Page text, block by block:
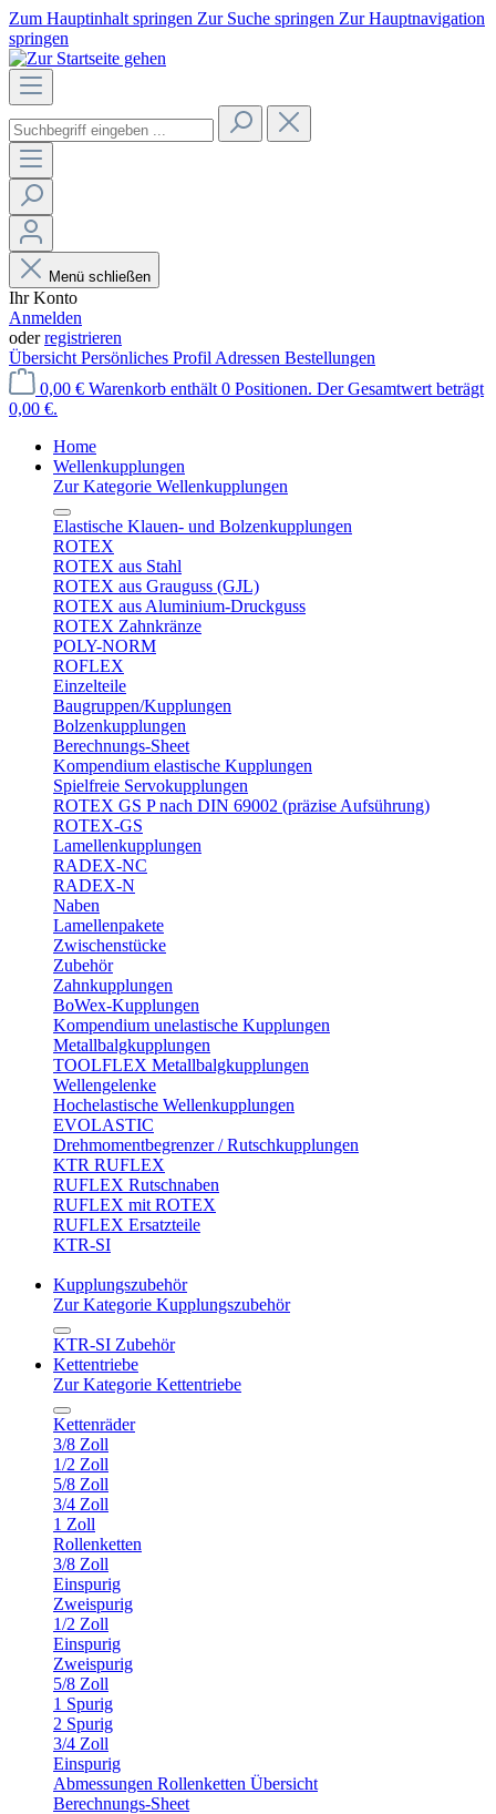
Zum Hauptinhalt springen Zur Suche springen Zur Hauptnavigation
springen
Menü schließen
Ihr Konto
Anmelden
oderregistrieren
Übersicht Persönliches Profil Adressen Bestellungen
0,00 € Warenkorb enthält 0 Positionen. Der Gesamtwert beträgt
0,00 €.
Home
Wellenkupplungen
Zur Kategorie Wellenkupplungen
Elastische Klauen- und Bolzenkupplungen
ROTEX
ROTEX aus Stahl
ROTEX aus Grauguss (GJL)
ROTEX aus Aluminium-Druckguss
ROTEX Zahnkränze
POLY-NORM
ROFLEX
Einzelteile
Baugruppen/Kupplungen
Bolzenkupplungen
Berechnungs-Sheet
Kompendium elastische Kupplungen
Spielfreie Servokupplungen
ROTEX GS P nach DIN 69002 (präzise Aufsührung)
ROTEX-GS
Lamellenkupplungen
RADEX-NC
RADEX-N
Naben
Lamellenpakete
Zwischenstücke
Zubehör
Zahnkupplungen
BoWex-Kupplungen
Kompendium unelastische Kupplungen
Metallbalgkupplungen
TOOLFLEX Metallbalgkupplungen
Wellengelenke
Hochelastische Wellenkupplungen
EVOLASTIC
Drehmomentbegrenzer / Rutschkupplungen
KTR RUFLEX
RUFLEX Rutschnaben
RUFLEX mit ROTEX
RUFLEX Ersatzteile
KTR-SI
Kupplungszubehör
Zur Kategorie Kupplungszubehör
KTR-SI Zubehör
Kettentriebe
Zur Kategorie Kettentriebe
Kettenräder
3/8 Zoll
1/2 Zoll
5/8 Zoll
3/4 Zoll
1 Zoll
Rollenketten
3/8 Zoll
Einspurig
Zweispurig
1/2 Zoll
Einspurig
Zweispurig
5/8 Zoll
1 Spurig
2 Spurig
3/4 Zoll
Einspurig
Abmessungen Rollenketten Übersicht
Berechnungs-Sheet